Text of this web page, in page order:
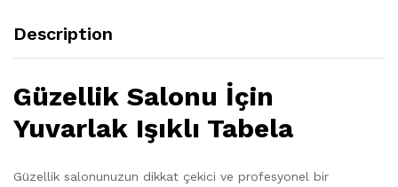
Description
Güzellik Salonu İçin
Yuvarlak Işıklı Tabela
Güzellik salonunuzun dikkat çekici ve profesyonel bir